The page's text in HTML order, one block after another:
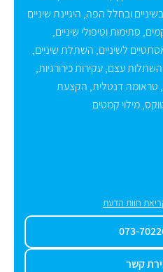
ובחלל הפה, היגיינת שיניים
, סתימות וטיפולי שיניים,
לשיניים, השתלת שיניים,
השתלות עצם,עקירות כירורגיות,
, טראומה דנטלית, הקצעת
,מילוי קמטים
חוות הדעת
073-
קשר